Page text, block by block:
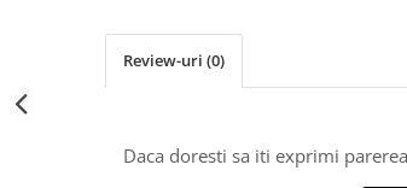
Prima aniversareReview-uri (0)
Daca doresti sa iti exprimi